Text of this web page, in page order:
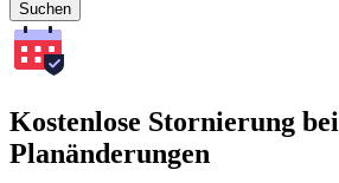
Suchen
Kostenlose Stornierung bei
Planänderungen